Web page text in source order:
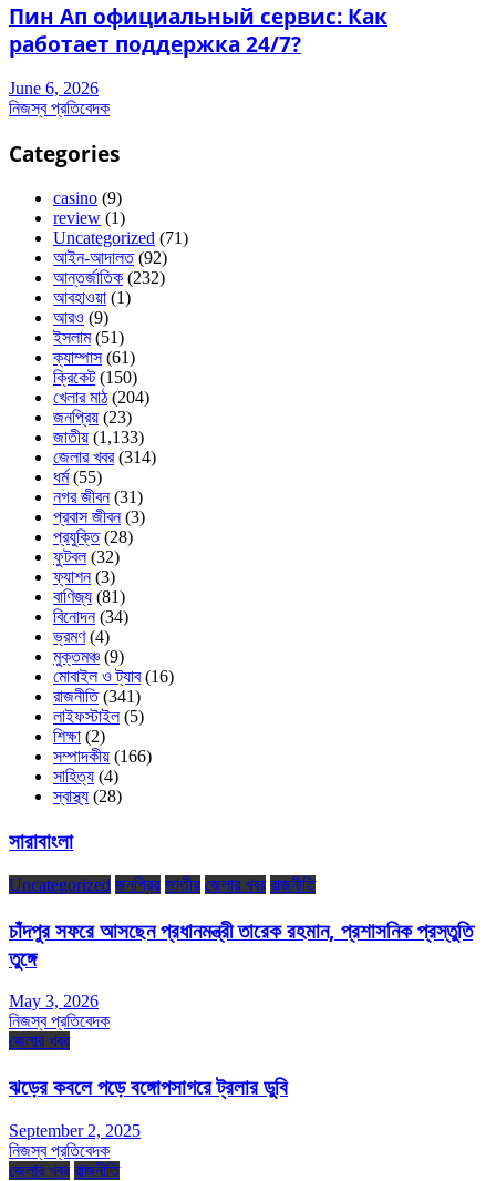
Пин Ап официальный сервис: Как
работает поддержка 24/7?
June 6, 2026
নিজস্ব প্রতিবেদক
Categories
casino (9)
review (1)
Uncategorized (71)
আইন-আদালত(92)
আন্তর্জাতিক (232)
আবহাওয়া (1)
আরও (9)
ইসলাম(51)
ক্যাম্পাস(61)
ক্রিকেট(150)
খেলার মাঠ(204)
জনপ্রিয় (23)
জাতীয় (1,133)
জেলার খবর(314)
ধর্ম(55)
নগর জীবন(31)
প্রবাস জীবন(3)
প্রযুক্তি(28)
ফুটবল(32)
ফ্যাশন(3)
বাণিজ্য (81)
বিনোদন(34)
ভ্রমণ(4)
মুক্তমঞ্চ (9)
মোবাইল ও ট্যাব(16)
রাজনীতি(341)
লাইফস্টাইল(5)
শিক্ষা (2)
সম্পাদকীয় (166)
সাহিত্য (4)
স্বাস্থ্য (28)
সারাবাংলা
Uncategorized জনপ্রিয় জাতীয় জেলার খবর রাজনীতি
চাঁদপুর সফরে আসছেন প্রধানমন্ত্রী তারেক রহমান, প্রশাসনিক প্রস্তুতি
তুঙ্গে
May 3, 2026
নিজস্ব প্রতিবেদক
জেলার খবর
ঝড়ের কবলে পড়ে বঙ্গোপসাগরে ট্রলার ডুবি
September 2, 2025
নিজস্ব প্রতিবেদক
জেলার খবর রাজনীতি